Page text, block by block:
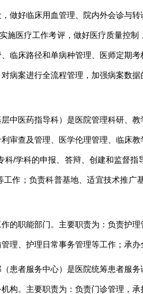
做好临床用血管理、院内外会诊与
施医疗工作考评，做好医疗质量控
临床路径和单病种管理、医师定期
对病案进行全流程管理，加强病案数
中医药指导科）是医院管理科研、
审查及管理、医学伦理管理、临床
/学科的申报、答辩、创建和监督
工作 ；负责科普基地、适宜技术推广
的职能部门。主要职责为：负责护
理、护理日常事务管理等工作；承办
患者服务中心）是医院统筹患者服
构。主要职责为：负责门诊管理，